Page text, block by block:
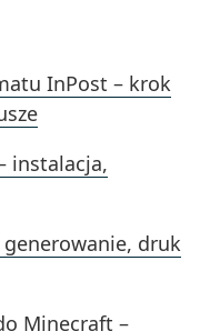
InPost – krok
instalacja,
druk
Minecraft –